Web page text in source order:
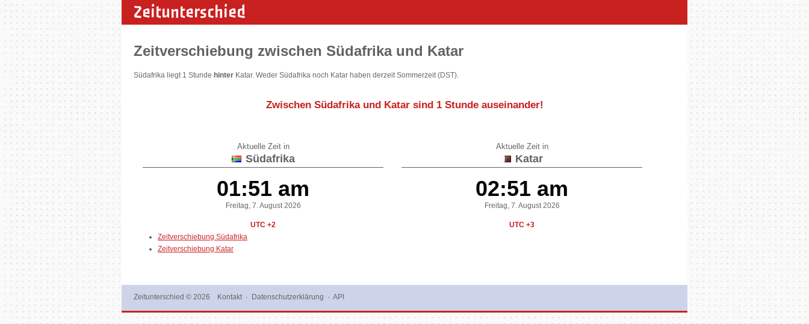
Zeitunterschied
Zeitverschiebung zwischen Südafrika und Katar
Südafrika liegt 1 Stunde hinter Katar. Weder Südafrika noch Katar haben derzeit Sommerzeit (DST).
Zwischen Südafrika und Katar sind 1 Stunde auseinander!
Aktuelle Zeit in
Südafrika
01:51 am
Freitag, 7. August 2026
UTC +2
Aktuelle Zeit in
Katar
02:51 am
Freitag, 7. August 2026
UTC +3
Zeitverschiebung Südafrika
Zeitverschiebung Katar
Zeitunterschied © 2026 Kontakt· Datenschutzerklärung · API